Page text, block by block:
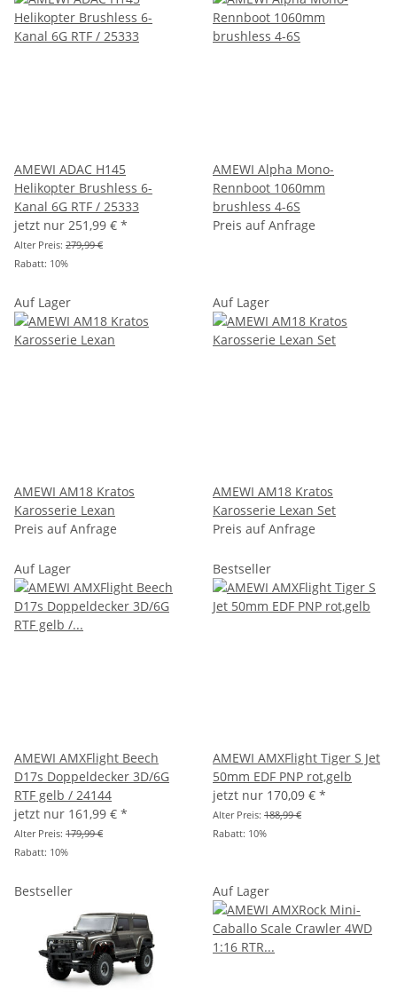
AMEWI ADAC H145
Helikopter Brushless 6-
Kanal 6G RTF / 25333
jetzt nur 251,99 € *
Alter Preis: 279,99 €
Rabatt: 10%
AMEWI Alpha Mono-
Rennboot 1060mm
brushless 4-6S
Preis auf Anfrage
Auf Lager
AMEWI AM18 Kratos
Karosserie Lexan
Preis auf Anfrage
Auf Lager
AMEWI AM18 Kratos
Karosserie Lexan Set
Preis auf Anfrage
Auf Lager
AMEWI AMXFlight Beech
D17s Doppeldecker 3D/6G
RTF gelb / 24144
jetzt nur 161,99 € *
Alter Preis: 179,99 €
Rabatt: 10%
Bestseller
AMEWI AMXFlight Tiger S Jet
50mm EDF PNP rot,gelb
jetzt nur 170,09 € *
Alter Preis: 188,99 €
Rabatt: 10%
Bestseller Auf Lager